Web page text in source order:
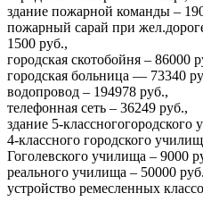
здание пожарной команды –
пожарный сарай при
1500 руб.,
городская скотобойня – 86000
городская больница — 73340
водопровод – 194978 руб.,
телефонная сеть – 36249 руб.,
здание 5-
4-классного городского
Гоголевского училища – 9000
реального училища – 50000
устройство ремесленных